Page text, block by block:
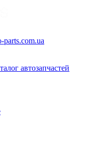
parts.com.ua
автозапчастей